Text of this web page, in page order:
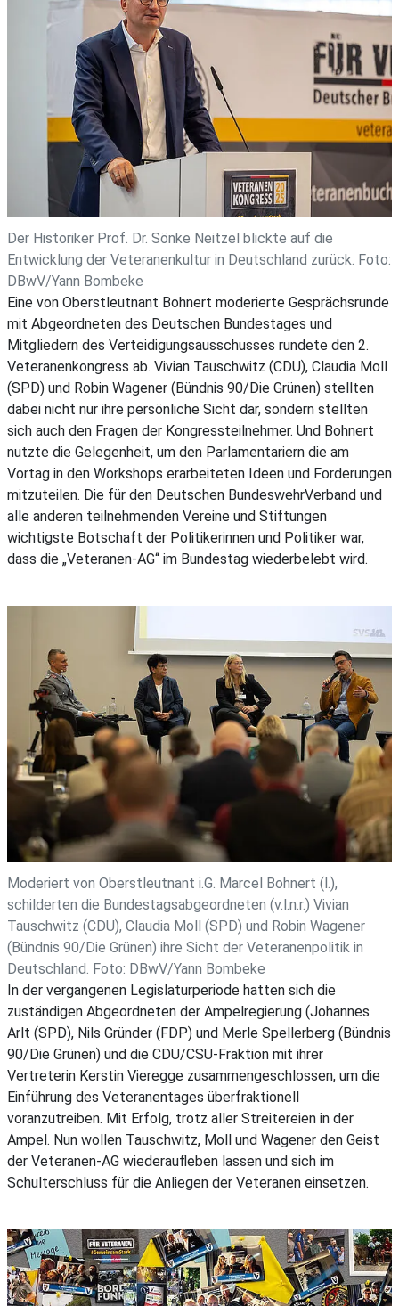
Der Historiker Prof. Dr. Sönke Neitzel blickte auf die
Entwicklung der Veteranenkultur in Deutschland zurück. Foto:
DBwV/Yann Bombeke
Eine von Oberstleutnant Bohnert moderierte Gesprächsrunde
mit Abgeordneten des Deutschen Bundestages und
Mitgliedern des Verteidigungsausschusses rundete den 2.
Veteranenkongress ab. Vivian Tauschwitz (CDU), Claudia Moll
(SPD) und Robin Wagener (Bündnis 90/Die Grünen) stellten
dabei nicht nur ihre persönliche Sicht dar, sondern stellten
sich auch den Fragen der Kongressteilnehmer. Und Bohnert
nutzte die Gelegenheit, um den Parlamentariern die am
Vortag in den Workshops erarbeiteten Ideen und Forderungen
mitzuteilen. Die für den Deutschen BundeswehrVerband und
alle anderen teilnehmenden Vereine und Stiftungen
wichtigste Botschaft der Politikerinnen und Politiker war,
dass die „Veteranen-AG“ im Bundestag wiederbelebt wird.
Moderiert von Oberstleutnant i.G. Marcel Bohnert (l.),
schilderten die Bundestagsabgeordneten (v.l.n.r.) Vivian
Tauschwitz (CDU), Claudia Moll (SPD) und Robin Wagener
(Bündnis 90/Die Grünen) ihre Sicht der Veteranenpolitik in
Deutschland. Foto: DBwV/Yann Bombeke
In der vergangenen Legislaturperiode hatten sich die
zuständigen Abgeordneten der Ampelregierung (Johannes
Arlt (SPD), Nils Gründer (FDP) und Merle Spellerberg (Bündnis
90/Die Grünen) und die CDU/CSU-Fraktion mit ihrer
Vertreterin Kerstin Vieregge zusammengeschlossen, um die
Einführung des Veteranentages überfraktionell
voranzutreiben. Mit Erfolg, trotz aller Streitereien in der
Ampel. Nun wollen Tauschwitz, Moll und Wagener den Geist
der Veteranen-AG wiederaufleben lassen und sich im
Schulterschluss für die Anliegen der Veteranen einsetzen.